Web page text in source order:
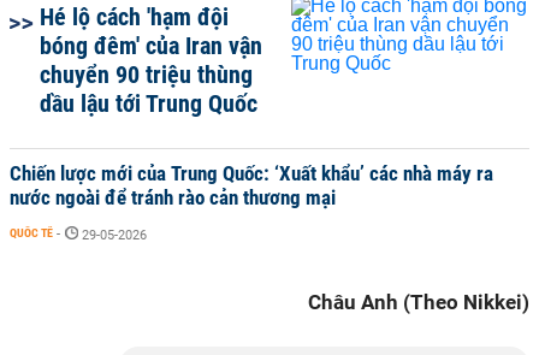
Hé lộ cách 'hạm đội
bóng đêm' của Iran vận
chuyển 90 triệu thùng
dầu lậu tới Trung Quốc
Chiến lược mới của Trung Quốc: ‘Xuất khẩu’ các nhà máy ra
nước ngoài để tránh rào cản thương mại
QUỐC TẾ - 29-05-2026
Châu Anh (Theo Nikkei)